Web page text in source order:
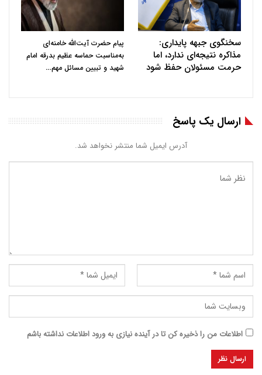
سخنگوی جبهه پایداری:
مذاکره نتیجه‌ای ندارد، اما
حرمت مسئولان حفظ شود
پیام حضرت آیت‌الله خامنه‌ای
به‌مناسبت حماسه عظیم بدرقه امام
شهید و تبیین مسائل مهم…
ارسال یک پاسخ
آدرس ایمیل شما منتشر نخواهد شد.
اطلاعات من را ذخیره کن تا در آینده نیازی به ورود اطلاعات نداشته باشم